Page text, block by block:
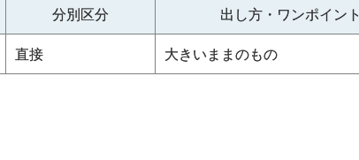
分別区分 出し方・ワンポイント
直接 大きいままのもの